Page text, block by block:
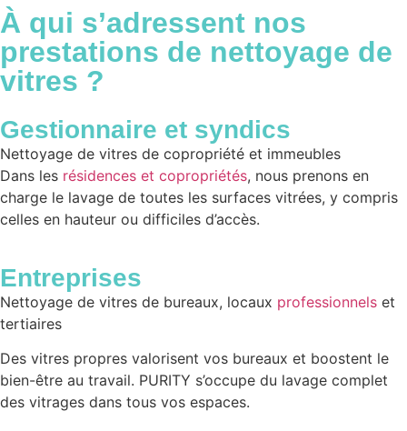
À qui s’adressent nos
prestations de nettoyage de
vitres ?
Gestionnaire et syndics
Nettoyage de vitres de copropriété et immeubles
Dans les résidences et copropriétés, nous prenons en
charge le lavage de toutes les surfaces vitrées, y compris
celles en hauteur ou difficiles d’accès.
Entreprises
Nettoyage de vitres de bureaux, locaux professionnels et
tertiaires
Des vitres propres valorisent vos bureaux et boostent le
bien-être au travail. PURITY s’occupe du lavage complet
des vitrages dans tous vos espaces.